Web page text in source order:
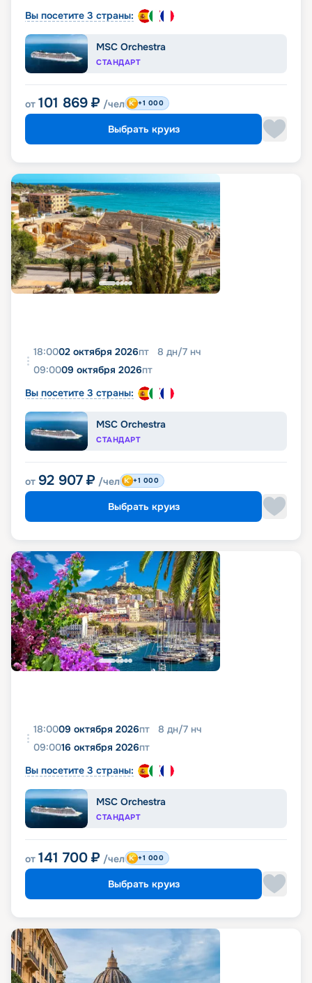
Вы посетите 3 страны:
MSC Orchestra
СТАНДАРТ
от 101 869 ₽ /чел +1 000
Выбрать круиз
18:0002 октября 2026пт 8 дн/7 нч
09:0009 октября 2026пт
Вы посетите 3 страны:
MSC Orchestra
СТАНДАРТ
от 92 907 ₽ /чел +1 000
Выбрать круиз
18:0009 октября 2026пт 8 дн/7 нч
09:0016 октября 2026пт
Вы посетите 3 страны:
MSC Orchestra
СТАНДАРТ
от 141 700 ₽ /чел +1 000
Выбрать круиз